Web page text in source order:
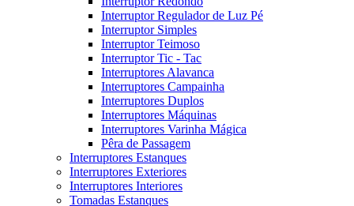
Interruptor Regulador de Luz Pé
Interruptor Simples
Interruptor Teimoso
Interruptor Tic - Tac
Interruptores Alavanca
Interruptores Campainha
Interruptores Duplos
Interruptores Máquinas
Interruptores Varinha Mágica
Pêra de Passagem
Interruptores Estanques
Interruptores Exteriores
Interruptores Interiores
Tomadas Estanques